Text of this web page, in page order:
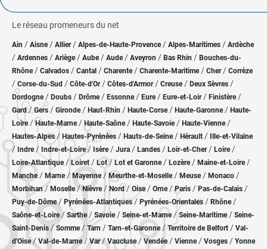
Le réseau promeneurs du net
Ain / Aisne/ Allier/ Alpes-de-Haute-Provence / Alpes-Maritimes / Ardèche
/ Ardennes / Ariège/ Aube/ Aude / Aveyron / Bas Rhin / Bouches-du-
Rhône/ Calvados / Cantal / Charente / Charente-Maritime/ Cher / Corrèze
/ Corse-du-Sud / Côte-d'Or / Côtes-d'Armor/ Creuse/ Deux Sèvres /
Dordogne/ Doubs / Drôme/ Essonne / Eure/ Eure-et-Loir / Finistère/
Gard/Gers / Gironde/ Haut-Rhin / Haute-Corse/ Haute-Garonne/ Haute-
Loire/Haute-Marne/ Haute-Saône/ Haute-Savoie/ Haute-Vienne/
Hautes-Alpes/ Hautes-Pyrénées / Hauts-de-Seine/ Hérault / Ille-et-Vilaine
/ Indre/ Indre-et-Loire/ Isère/ Jura / Landes / Loir-et-Cher/ Loire/
Loire-Atlantique/ Loiret / Lot/ Lot et Garonne/ Lozère / Maine-et-Loire/
Manche/ Marne/ Mayenne/ Meurthe-et-Moselle/ Meuse/ Monaco /
Morbihan/ Moselle/ Nièvre / Nord/ Oise / Orne/Paris / Pas-de-Calais /
Puy-de-Dôme/ Pyrénées-Atlantiques / Pyrénées-Orientales / Rhône/
Saône-et-Loire/ Sarthe/ Savoie/ Seine-et-Marne/ Seine-Maritime/ Seine-
Saint-Denis /Somme/ Tarn / Tarn-et-Garonne/Territoire de Belfort / Val-
d'Oise/ Val-de-Marne/Var/Vaucluse/ Vendée/ Vienne/ Vosges / Yonne